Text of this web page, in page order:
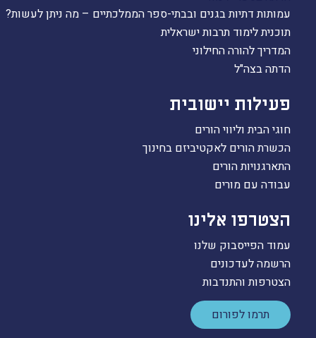
עמותות דתיות בגנים ובבתי-ספר הממלכתיים – מה ניתן לעשות?
תוכנית לימוד תרבות ישראלית
המדריך להורה החילוני
הדתה בצה"ל
פעילות יישובית
חוגי הבית וליווי הורים
הכשרת הורים לאקטיביזם בחינוך
התארגנויות הורים
עבודה עם מורים
הצטרפו אלינו
עמוד הפייסבוק שלנו
הרשמה לעדכונים
הצטרפות והתנדבות
תרמו לפורום